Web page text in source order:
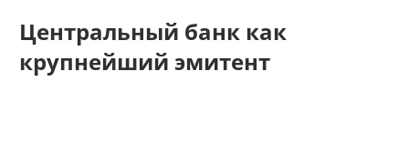
Центральный банк как
крупнейший эмитент